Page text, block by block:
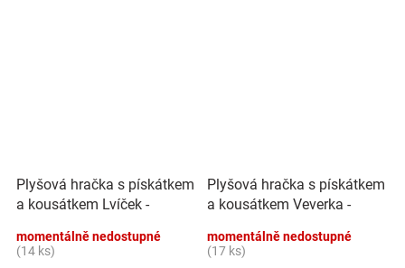
Plyšová hračka s pískátkem
a kousátkem Lvíček -
momentálně nedostupné
(14 ks)
Plyšová hračka s pískátkem
a kousátkem Veverka -
momentálně nedostupné
(17 ks)